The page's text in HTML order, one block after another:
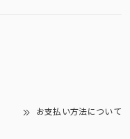
お支払い方法について